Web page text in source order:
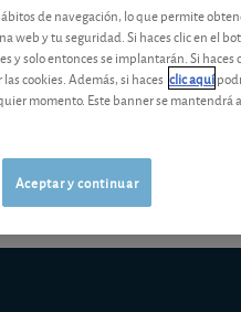
y consejos de nuestros
de navegación, lo que permite
web y tu seguridad. Si haces clic en el
y solo entonces se implantarán. Si haces
cookies. Además, si haces clic aquí
momento. Este banner se mantendrá
Aceptar y continuar